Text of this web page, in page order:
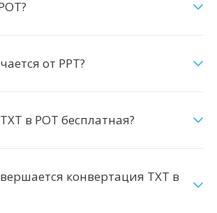
от PPT?
в POT бесплатная?
конвертация TXT в